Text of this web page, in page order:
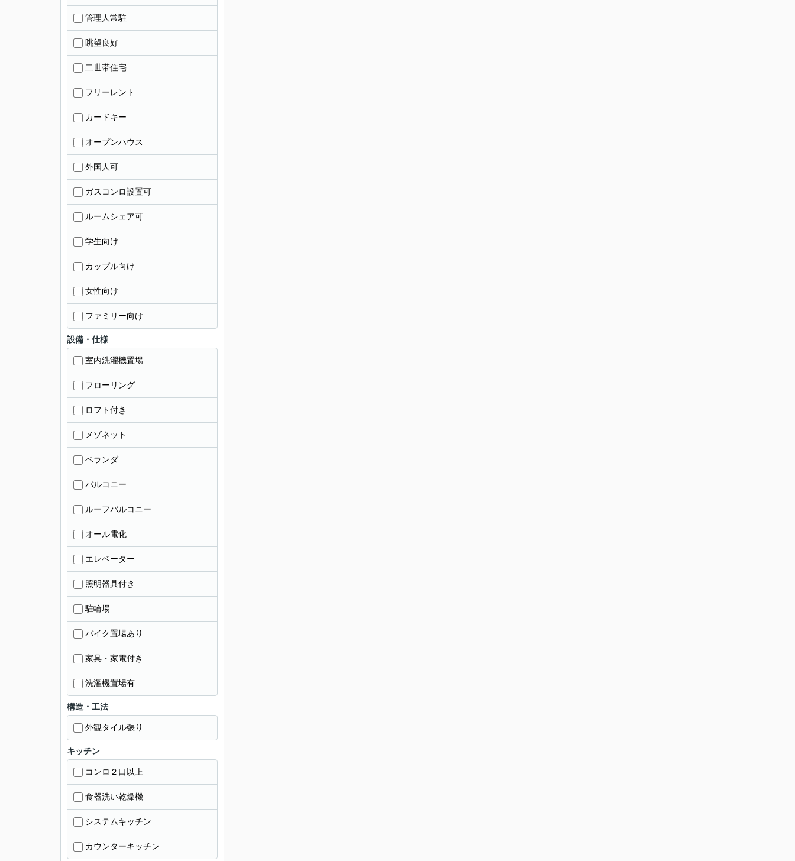
管理人常駐
眺望良好
二世帯住宅
フリーレント
カードキー
オープンハウス
外国人可
ガスコンロ設置可
ルームシェア可
学生向け
カップル向け
女性向け
ファミリー向け
設備・仕様
室内洗濯機置場
フローリング
ロフト付き
メゾネット
ベランダ
バルコニー
ルーフバルコニー
オール電化
エレベーター
照明器具付き
駐輪場
バイク置場あり
家具・家電付き
洗濯機置場有
構造・工法
外観タイル張り
キッチン
コンロ２口以上
食器洗い乾燥機
システムキッチン
カウンターキッチン